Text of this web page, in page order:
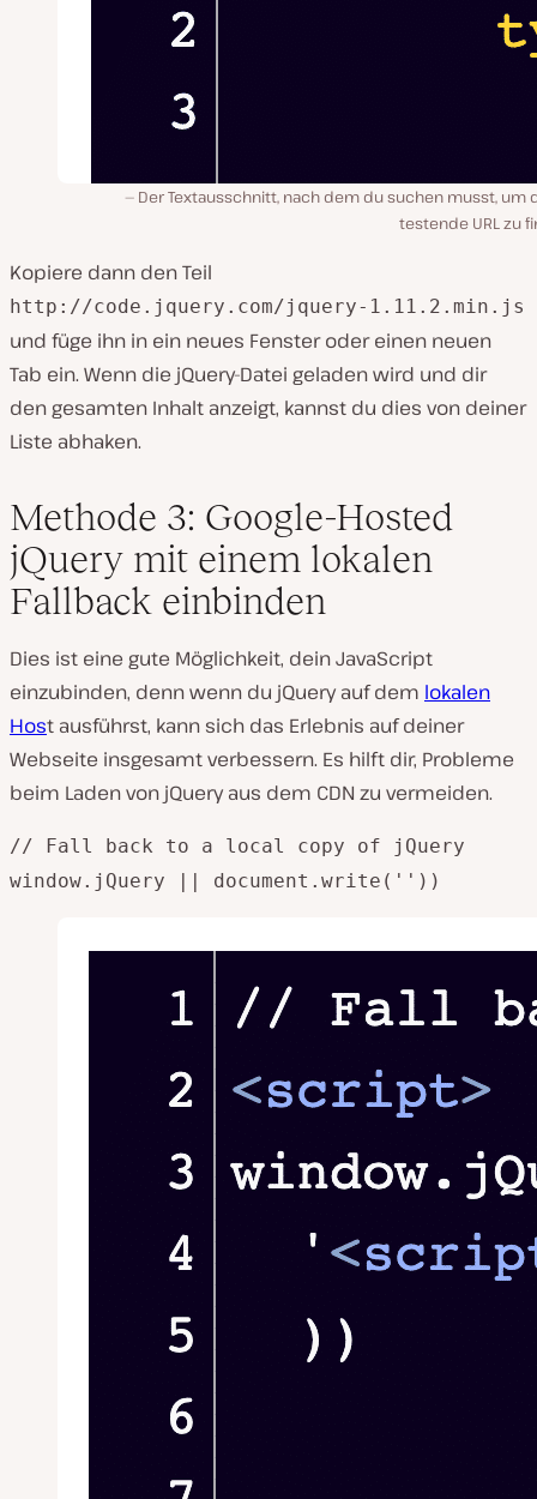
Der Textausschnitt, nach dem du suchen musst, um
testende URL zu
Kopiere dann den Teil
http://code.jquery.com/jquery-1.11.2.min.js
und füge ihn in ein neues Fenster oder einen neuen
Tab ein. Wenn die jQuery-Datei geladen wird und dir
den gesamten Inhalt anzeigt, kannst du dies von deiner
Liste abhaken.
Methode 3: Google-Hosted
jQuery mit einem lokalen
Fallback einbinden
Dies ist eine gute Möglichkeit, dein JavaScript
einzubinden, denn wenn du jQuery auf dem lokalen
Host ausführst, kann sich das Erlebnis auf deiner
Webseite insgesamt verbessern. Es hilft dir, Probleme
beim Laden von jQuery aus dem CDN zu vermeiden.
// Fall back to a local copy of jQuery
window.jQuery || document.write(''))